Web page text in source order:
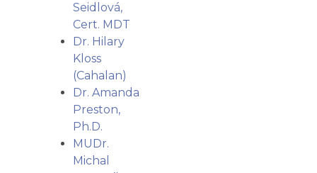
Seidlová,
Cert. MDT
Dr. Hilary
Kloss
(Cahalan)
Dr. Amanda
Preston,
Ph.D.
MUDr.
Michal